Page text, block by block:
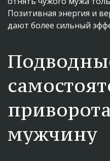
Позитивная энергия и
дают более сильный
мужчину